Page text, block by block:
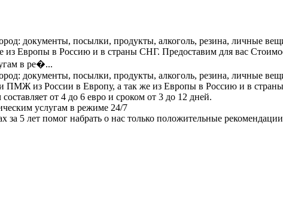
документы, посылки, продукты, алкоголь, резина, личные
Европы в Россию и в страны СНГ. Предоставим для вас
в ре�...
документы, посылки, продукты, алкоголь, резина, личные
из России в Европу, а так же из Европы в Россию и в
от 4 до 6 евро и сроком от 3 до 12 дней.
услугам в режиме 24/7
5 лет помог набрать о нас только положительные